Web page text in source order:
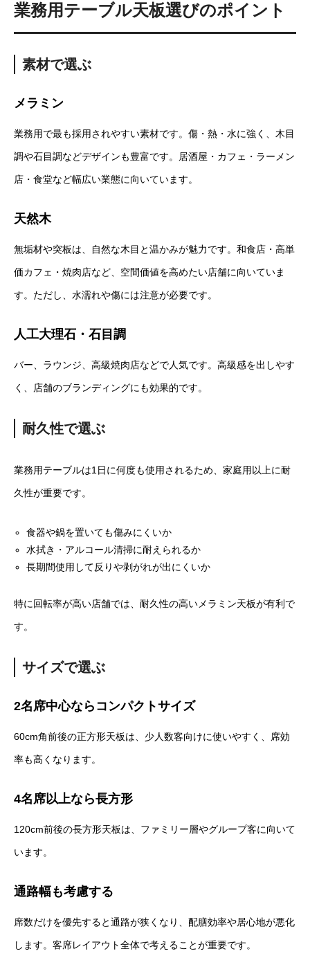
業務用テーブル天板選びのポイント
素材で選ぶ
メラミン
業務用で最も採用されやすい素材です。傷・熱・水に強く、木目
調や石目調などデザインも豊富です。居酒屋・カフェ・ラーメン
店・食堂など幅広い業態に向いています。
天然木
無垢材や突板は、自然な木目と温かみが魅力です。和食店・高単
価カフェ・焼肉店など、空間価値を高めたい店舗に向いていま
す。ただし、水濡れや傷には注意が必要です。
人工大理石・石目調
バー、ラウンジ、高級焼肉店などで人気です。高級感を出しやす
く、店舗のブランディングにも効果的です。
耐久性で選ぶ
業務用テーブルは1日に何度も使用されるため、家庭用以上に耐
久性が重要です。
食器や鍋を置いても傷みにくいか
水拭き・アルコール清掃に耐えられるか
長期間使用して反りや剥がれが出にくいか
特に回転率が高い店舗では、耐久性の高いメラミン天板が有利で
す。
サイズで選ぶ
2名席中心ならコンパクトサイズ
60cm角前後の正方形天板は、少人数客向けに使いやすく、席効
率も高くなります。
4名席以上なら長方形
120cm前後の長方形天板は、ファミリー層やグループ客に向いて
います。
通路幅も考慮する
席数だけを優先すると通路が狭くなり、配膳効率や居心地が悪化
します。客席レイアウト全体で考えることが重要です。